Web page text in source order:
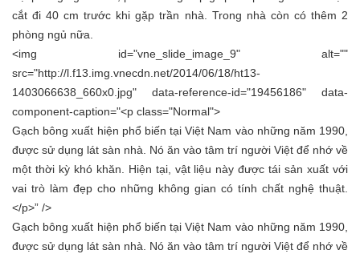
cắt đi 40 cm trước khi gặp trần nhà. Trong nhà còn có thêm 2
phòng ngủ nữa.
<img id="vne_slide_image_9" alt=""
src="http://l.f13.img.vnecdn.net/2014/06/18/ht13-
1403066638_660x0.jpg" data-reference-id="19456186" data-
component-caption="<p class="Normal">
Gạch bông xuất hiện phổ biến tại Việt Nam vào những năm 1990,
được sử dụng lát sàn nhà. Nó ăn vào tâm trí người Việt để nhớ về
một thời kỳ khó khăn. Hiện tại, vật liệu này được tái sản xuất với
vai trò làm đẹp cho những không gian có tính chất nghệ thuật.
</p>” />
Gạch bông xuất hiện phổ biến tại Việt Nam vào những năm 1990,
được sử dụng lát sàn nhà. Nó ăn vào tâm trí người Việt để nhớ về